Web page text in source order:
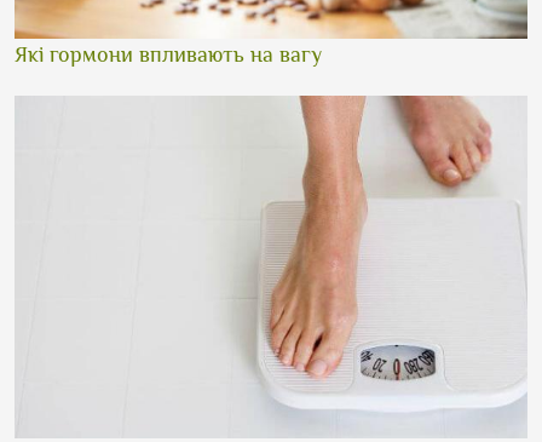
Які гормони впливають на вагу